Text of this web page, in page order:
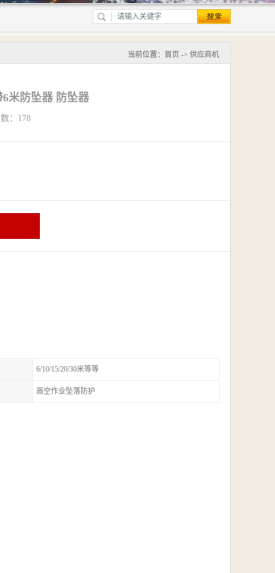
当前位置： 首页 -> 供应商机
6米防坠器 防坠器
：178
6/10/15/20/30米等等
高空作业坠落防护